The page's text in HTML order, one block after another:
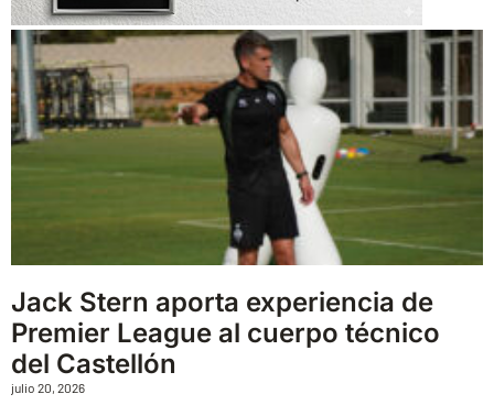
Jack Stern aporta experiencia de
Premier League al cuerpo técnico
del Castellón
julio 20, 2026